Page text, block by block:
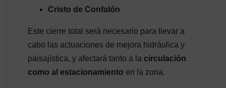
Cristo de Confalón
Este cierre total será necesario para llevar a
cabo las actuaciones de mejora hidráulica y
paisajística, y afectará tanto a la circulación
como al estacionamiento en la zona.